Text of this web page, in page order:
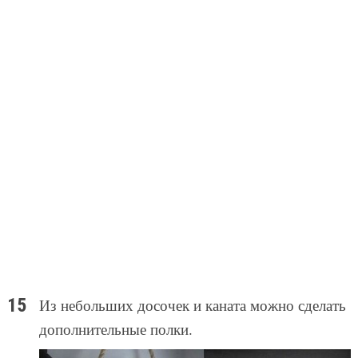
Из небольших досочек и каната можно сделать
дополнительные полки.